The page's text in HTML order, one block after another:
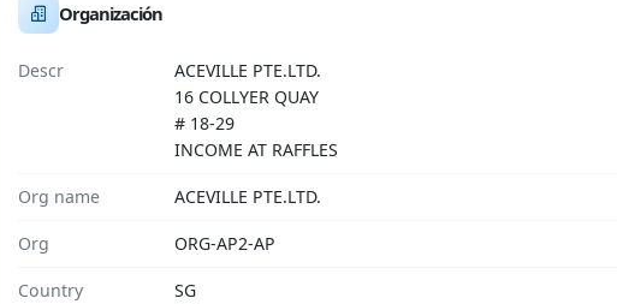
Organización
Descr
ACEVILLE PTE.LTD.
16 COLLYER QUAY
# 18-29
INCOME AT RAFFLES
Org name ACEVILLE PTE.LTD.
Org ORG-AP2-AP
Country
SG